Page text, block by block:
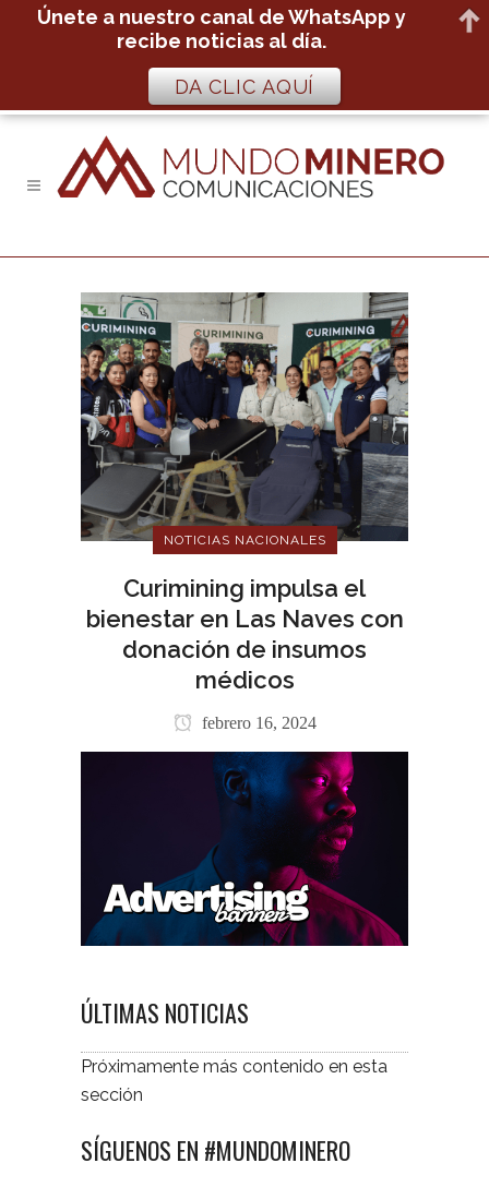
NOTICIAS NACIONALES
Curimining impulsa el
bienestar en Las Naves con
donación de insumos
médicos
febrero 16, 2024
ÚLTIMAS NOTICIAS
Próximamente más contenido en esta
sección
SÍGUENOS EN #MUNDOMINERO
Únete a nuestro canal de WhatsApp y
recibe noticias al día.
DA CLIC AQUÍ